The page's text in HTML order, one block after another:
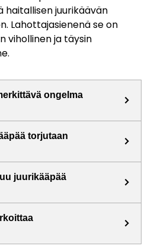
haitallisen juurikäävän
Lahottajasienenä se on
vihollinen ja täysin
ongelma
keyboard_arrow_right
torjutaan
keyboard_arrow_right
juurikääpää
keyboard_arrow_right
keyboard_arrow_right